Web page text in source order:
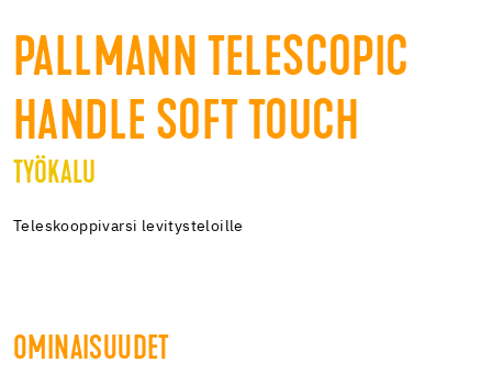
PALLMANN TELESCOPIC
HANDLE SOFT TOUCH
TYÖKALU
Teleskooppivarsi levitysteloille
OMINAISUUDET